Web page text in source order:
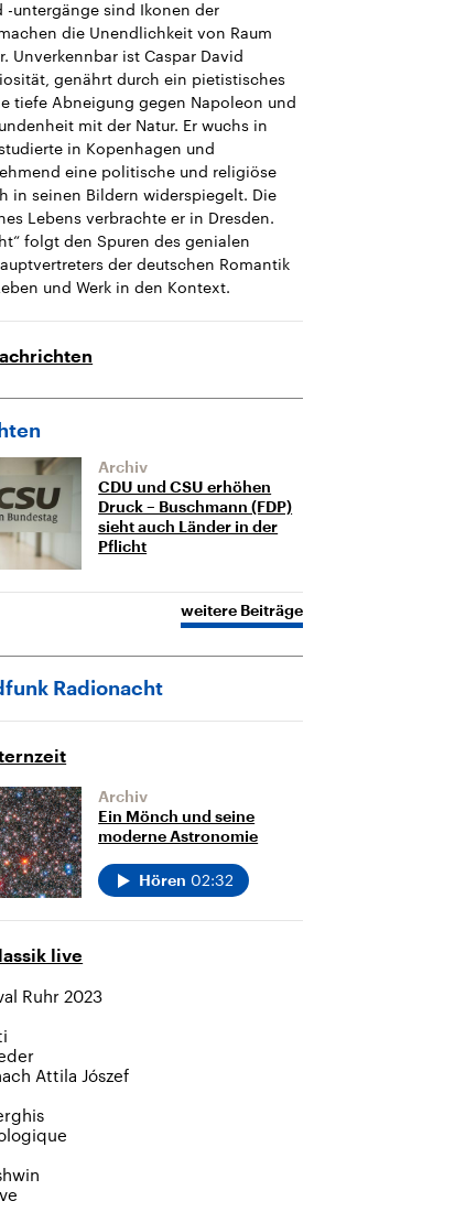
-untergänge sind Ikonen der
die Unendlichkeit von Raum
Unverkennbar ist Caspar David
genährt durch ein pietistisches
tiefe Abneigung gegen Napoleon und
mit der Natur. Er wuchs in
in Kopenhagen und
eine politische und religiöse
in seinen Bildern widerspiegelt. Die
Lebens verbrachte er in Dresden.
folgt den Spuren des genialen
der deutschen Romantik
und Werk in den Kontext.
Archiv
CDU und CSU erhöhen
Druck – Buschmann (FDP)
sieht auch Länder in der
Pflicht
weitere Beiträge
Radionacht
Archiv
Ein Mönch und seine
moderne Astronomie
Hören 02:32
live
Ruhr 2023
Attila Jószef